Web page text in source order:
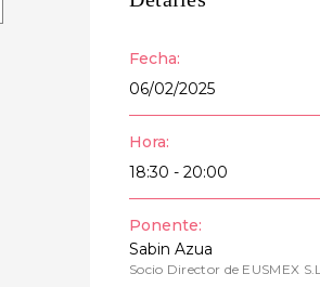
Fecha:
06/02/2025
Hora:
18:30 - 20:00
Ponente:
Sabin Azua
Socio Director de EUSMEX S.L.